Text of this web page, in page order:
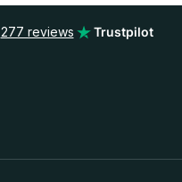
277 reviews Trustpilot